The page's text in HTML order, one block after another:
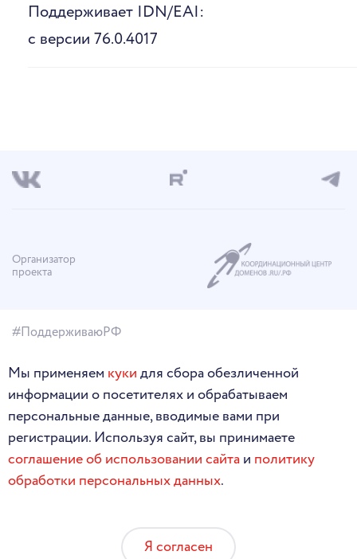
Поддерживает IDN/EAI:
с версии 76.0.4017
#ПоддерживаюРФ
Организатор
проекта
Мы применяем кукидля сбора обезличенной
информации о посетителях и обрабатываем
персональные данные, вводимые вами при
регистрации. Используя сайт, вы принимаете
соглашение об использовании сайтаи политику
обработки персональных данных.
Я согласен